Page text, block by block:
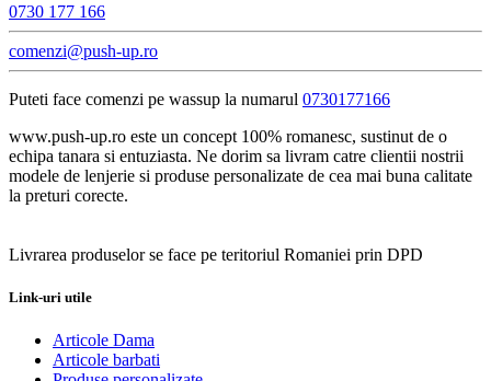
0730 177 166
comenzi@push-up.ro
Puteti face comenzi pe wassup la numarul 0730177166
www.push-up.ro este un concept 100% romanesc, sustinut de o
echipa tanara si entuziasta. Ne dorim sa livram catre clientii nostrii
modele de lenjerie si produse personalizate de cea mai buna calitate
la preturi corecte.
Livrarea produselor se face pe teritoriul Romaniei prin DPD
Link-uri utile
Articole Dama
Articole barbati